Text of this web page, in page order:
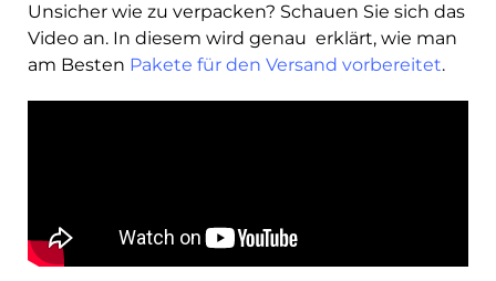
Unsicher wie zu verpacken? Schauen Sie sich das
Video an. In diesem wird genau erklärt, wie man
am Besten Pakete für den Versand vorbereitet.